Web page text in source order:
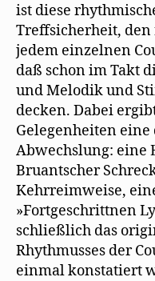
ist diese
Treffsicherheit,
jedem einzelnen
daß schon im Takt
und Melodik und
decken. Dabei
Gelegenheiten
Abwechslung: eine
Bruantscher
Kehrreimweise,
»Fortgeschrittnen
schließlich das
Rhythmusses der
einmal konstatiert